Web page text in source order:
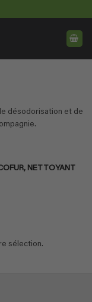
désodorisation et de
NETTOYANT
sélection.